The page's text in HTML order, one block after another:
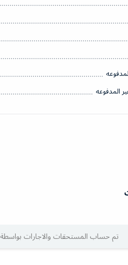
المدفوعه
تم حساب المستحقات والاجارات بواسطة